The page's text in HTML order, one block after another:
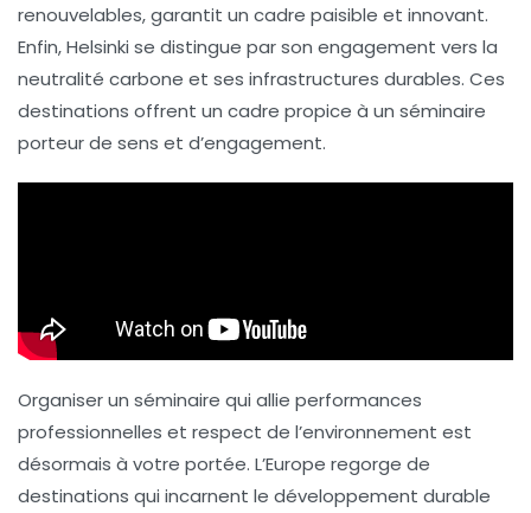
renouvelables, garantit un cadre paisible et innovant.
Enfin,Helsinki se distingue par son engagement vers la
neutralité carbone et ses infrastructures durables. Ces
destinations offrent un cadre propice à un séminaire
porteur de sens et d’engagement.
Organiser un séminaire qui allie performances
professionnelles et respect de l’environnement est
désormais à votre portée. L’Europe regorge de
destinations qui incarnent le développement durable